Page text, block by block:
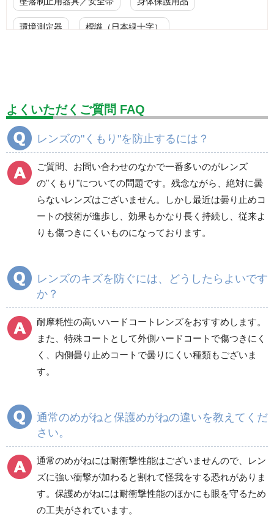
環境測定器 標識（日本緑十字）
設備用品・作業補助用品 工事作業用品
分煙対策機器
電気保守用品 ワイパー クリーンルーム対策用品
防災グッズ（防災セット） 救急医療品
健康管理器具 季節商品 ウイルス対策用品
商品カテゴリ一覧
ネ
しゃ光メガネ その他
よくいただくご質問 FAQ
レンズの"くもり"を防止するには？
ご質問、お問い合わせのなかで一番多いのがレンズ
の"くもり"についての問題です。残念ながら、絶対に曇
らないレンズはございません。しかし最近は曇り止めコ
ートの技術が進歩し、効果もかなり長く持続し、従来よ
りも傷つきにくいものになっております。
レンズのキズを防ぐには、どうしたらよいです
か？
耐摩耗性の高いハードコートレンズをおすすめします。
また、特殊コートとして外側ハードコートで傷つきにく
く、内側曇り止めコートで曇りにくい種類もございま
す。
通常のめがねと保護めがねの違いを教えてくだ
さい。
通常のめがねには耐衝撃性能はございませんので、レン
ズに強い衝撃が加わると割れて怪我をする恐れがありま
す。保護めがねには耐衝撃性能のほかにも眼を守るため
の工夫がされています。